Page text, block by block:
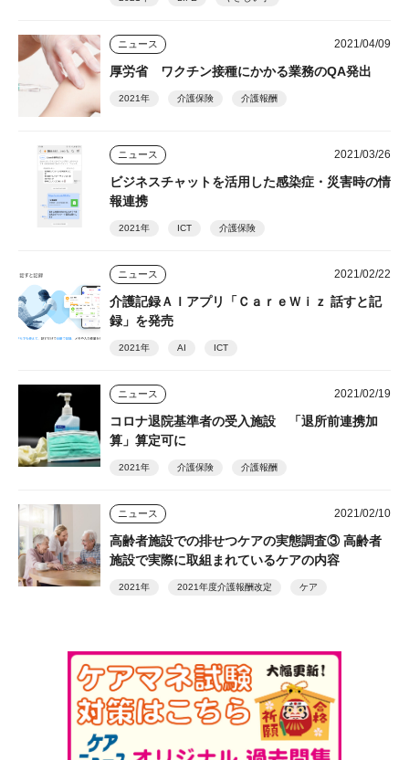
ニュース 2021/04/09
厚労省 ワクチン接種にかかる業務のQA発出
2021年 介護保険 介護報酬
ニュース 2021/03/26
ビジネスチャットを活用した感染症・災害時の情
報連携
2021年 ICT 介護保険
ニュース 2021/02/22
介護記録ＡＩアプリ「ＣａｒｅＷｉｚ 話すと記
録」を発売
2021年 AI ICT
ニュース 2021/02/19
コロナ退院基準者の受入施設 「退所前連携加
算」算定可に
2021年 介護保険 介護報酬
ニュース 2021/02/10
高齢者施設での排せつケアの実態調査③ 高齢者
施設で実際に取組まれているケアの内容
2021年 2021年度介護報酬改定 ケア